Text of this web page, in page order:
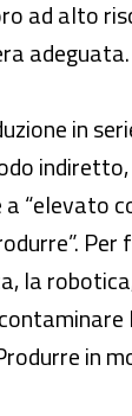
ad alto
adeguata.
in
“elevato
la
in